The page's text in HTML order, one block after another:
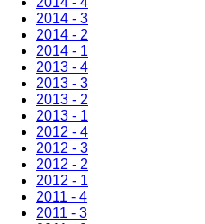
2014 - 3
2014 - 2
2014 - 1
2013 - 4
2013 - 3
2013 - 2
2013 - 1
2012 - 4
2012 - 3
2012 - 2
2012 - 1
2011 - 4
2011 - 3